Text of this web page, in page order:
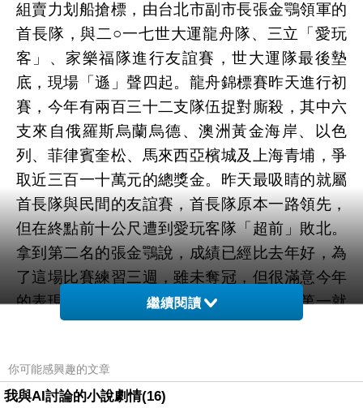
組賣力划船搶標，由台北市副市長張金鶚領軍的
首長隊，與二○一七世大運龍舟隊、三立「愛玩
客」、家樂福隊進行友誼賽，世大運隊最後墊
底，現場「遜」聲四起。龍舟錦標賽昨天進行初
賽，今年有兩百三十二支隊伍捉對廝殺，其中六
支來自俄羅斯烏蘭烏德、澳洲黃金海岸、以色
列、菲律賓奎松、馬來西亞檳城及上海青埔，爭
取近三百一十萬元的總獎金。昨天最吸睛的就屬
首長隊與民間的友誼賽，首長隊原本一路領先，
但在終點前十公尺遭到愛玩客隊「超前」敗北。
拿到第二名的張金鶚說，成績已經比去年好，為
了這場比賽練習三週，雖未奪冠，但很滿意今年
的表現。「愛玩客」隊長吳鳳賽前承諾拿第一就
要裸泳，但他賽後說，現場仍有比賽在進行，他
地點履行承諾。體育局表示，以往有意參賽隊伍
不滿二十人，難以組隊，今年龍舟賽區分廿及十
繼續閱讀
你可能感興趣的文章
我與AI討論的小說劇情(16)